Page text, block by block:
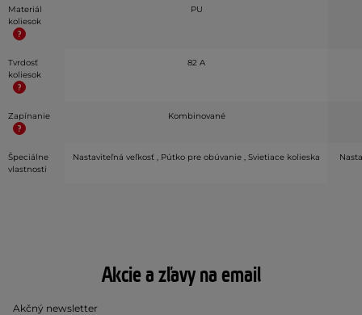
Materiál
koliesok
PU
Tvrdosť
koliesok
82 A
Zapínanie Kombinované
Špeciálne
vlastnosti
Nastaviteľná veľkosť , Pútko pre obúvanie , Svietiace kolieska
Akcie a zľavy na email
Akčný newsletter